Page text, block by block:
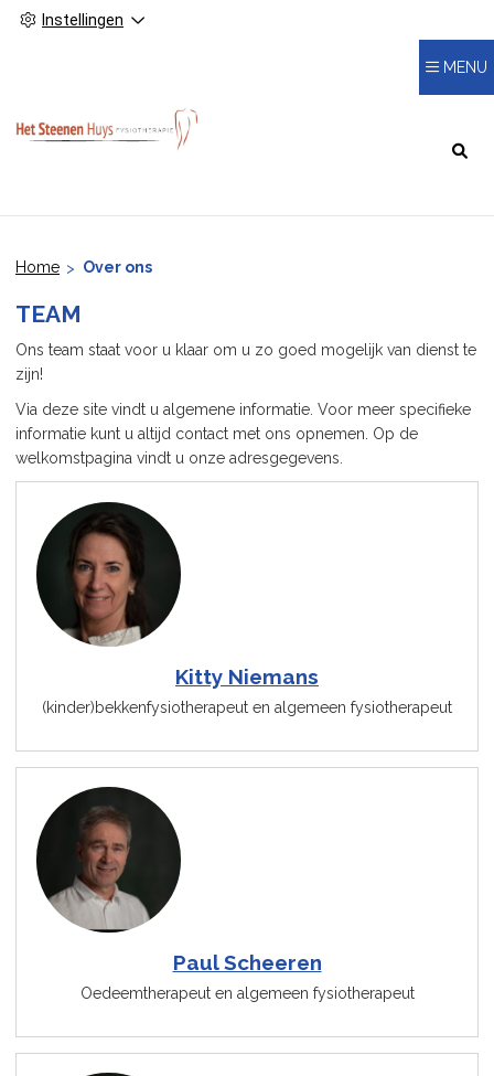
Instellingen
MENU
Home Over ons
TEAM
Ons team staat voor u klaar om u zo goed mogelijk van dienst te
zijn!
Via deze site vindt u algemene informatie. Voor meer specifieke
informatie kunt u altijd contact met ons opnemen. Op de
welkomstpagina vindt u onze adresgegevens.
Kitty Niemans
(kinder)bekkenfysiotherapeut en algemeen fysiotherapeut
Paul Scheeren
Oedeemtherapeut en algemeen fysiotherapeut